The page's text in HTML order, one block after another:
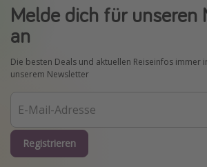
Melde dich für unseren
an
Die besten Deals und aktuellen Reiseinfos immer
unserem Newsletter
Registrieren